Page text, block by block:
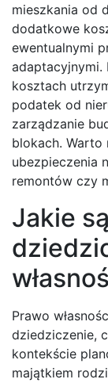
mieszkania od
dodatkowe
ewentualnymi
adaptacyjnymi.
kosztach
podatek od
zarządzanie
blokach.
ubezpieczenia
remontów czy
Jakie
Prawo
dziedziczenie,
kontekście
majątkiem